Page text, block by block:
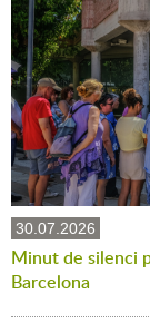
30.07.2026
Minut de silenci
Barcelona